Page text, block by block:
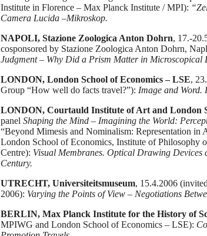
Institute in Florence – Max Planck Institute / MPI):
Camera Lucida –Mikroskop.
NAPOLI, Stazione Zoologica Anton Dohrn, 17.-
cosponsored by Stazione Zoologica Anton Dohrn,
Judgment – Why Did a Prism Matter in Microscopical
LONDON, London School of Economics – LSE,
Group “How well do facts travel?”): Image and Word.
LONDON, Courtauld Institute of Art and London
panel Shaping the Mind – Imagining the World:
“Beyond Mimesis and Nominalism: Representation in
London School of Economics, Institute of Philosophy
Centre): Visual Membranes. Optical Drawing Devices
Century.
UTRECHT, Universiteitsmuseum, 15.4.2006
2006): Varying the Points of View – Negotiations
BERLIN, Max Planck Institute for the History of
MPIWG and London School of Economics – LSE):